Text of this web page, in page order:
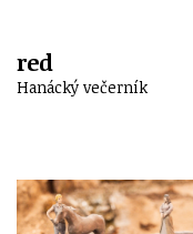
red
Hanácký večerník